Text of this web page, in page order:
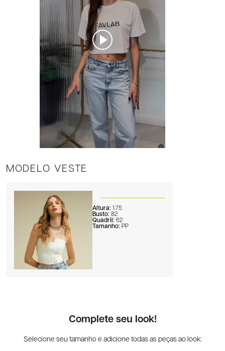
MODELO VESTE
Altura: 1.75
Busto: 82
Quadril: 62
Tamanho: PP
Complete seu look!